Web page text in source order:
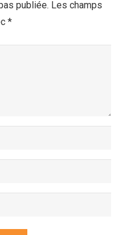
publiée. Les champs
*